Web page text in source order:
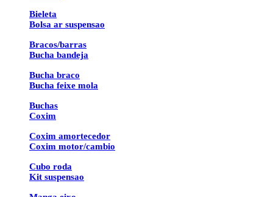
Bieleta
Bolsa ar suspensao
Bracos/barras
Bucha bandeja
Bucha braco
Bucha feixe mola
Buchas
Coxim
Coxim amortecedor
Coxim motor/cambio
Cubo roda
Kit suspensao